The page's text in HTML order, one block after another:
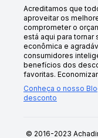
Acreditamos que
aproveitar os
comprometer o
está aqui para tornar
econômica e
consumidores
benefícios dos
favoritas.
Conheça o nosso
desconto
© 2016-2023